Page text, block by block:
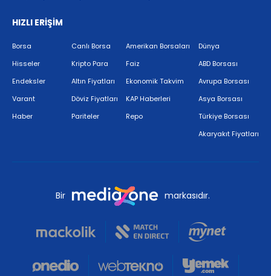
HIZLI ERİŞİM
Borsa
Hisseler
Endeksler
Varant
Haber
Canlı Borsa
Kripto Para
Altın Fiyatları
Döviz Fiyatları
Pariteler
Amerikan Borsaları
Faiz
Ekonomik Takvim
KAP Haberleri
Repo
Dünya
ABD Borsası
Avrupa Borsası
Asya Borsası
Türkiye Borsası
Akaryakıt Fiyatları
Bir markasıdır.